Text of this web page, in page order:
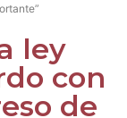
ley
con
de